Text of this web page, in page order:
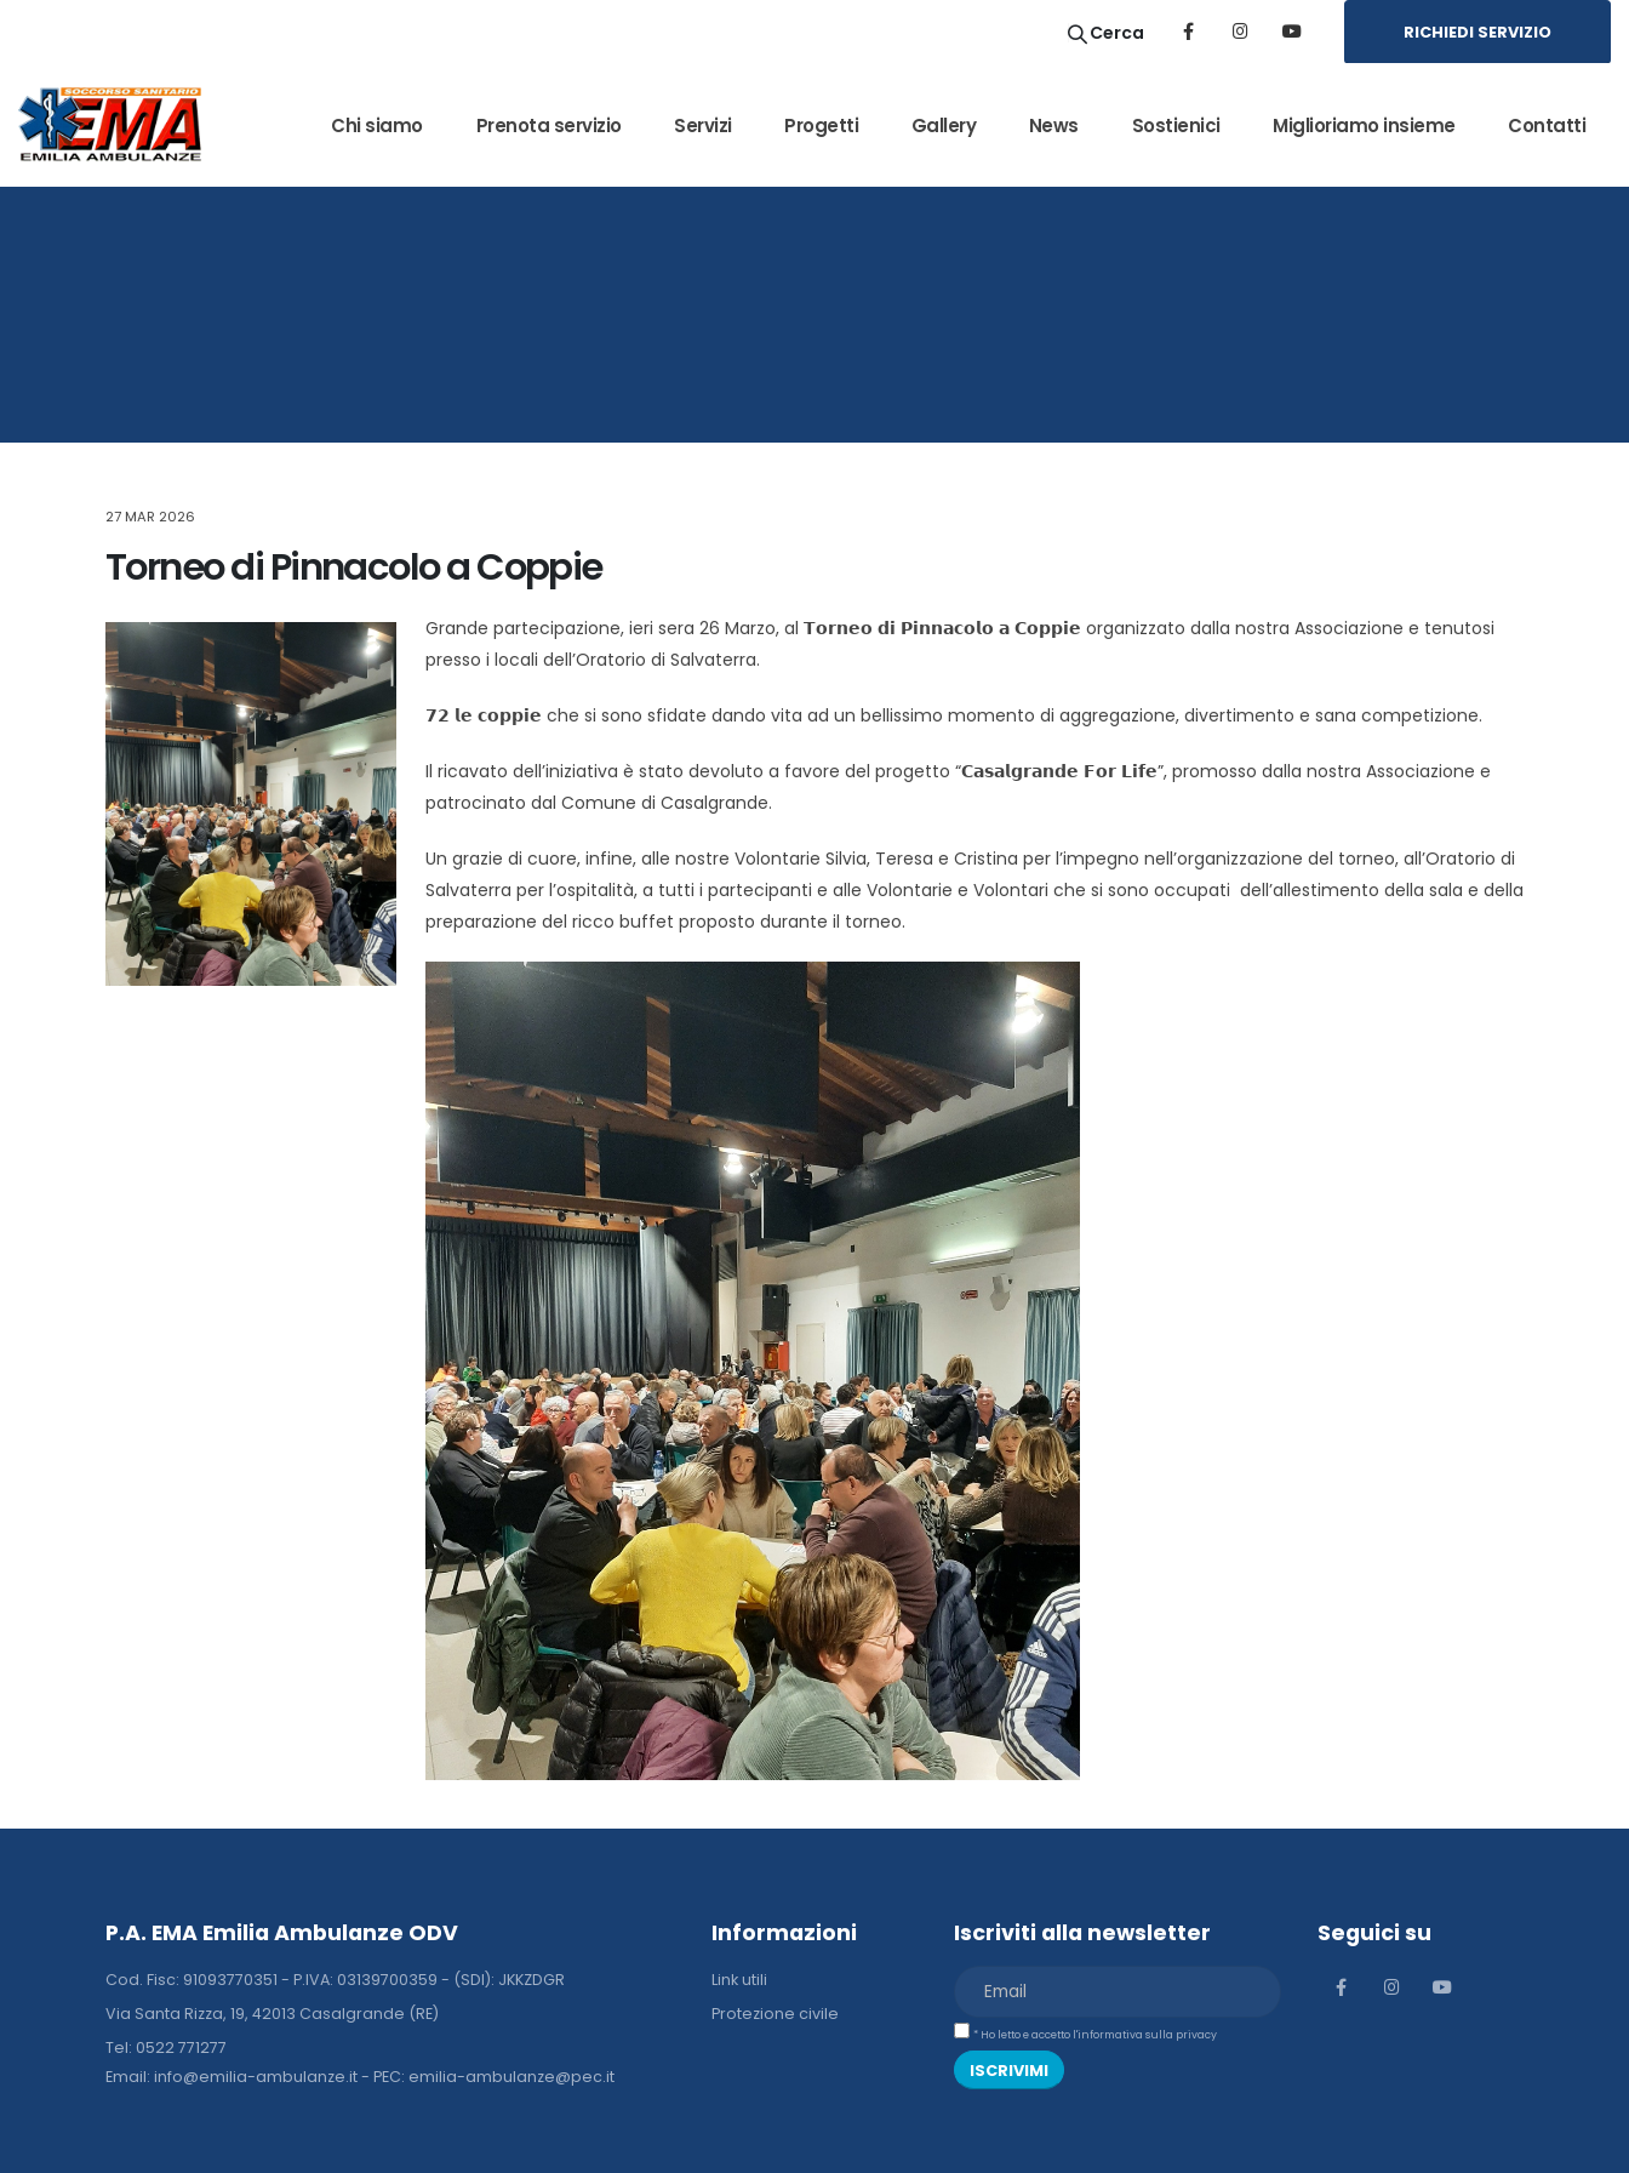
Cerca RICHIEDI SERVIZIO
Chi siamo Prenota servizio Servizi Progetti Gallery News Sostienici Miglioriamo insieme Contatti
27 MAR 2026
Torneo di Pinnacolo a Coppie
Grande partecipazione, ieri sera 26 Marzo, al 𝗧𝗼𝗿𝗻𝗲𝗼 𝗱𝗶 𝗣𝗶𝗻𝗻𝗮𝗰𝗼𝗹𝗼 𝗮 𝗖𝗼𝗽𝗽𝗶𝗲 organizzato dalla nostra Associazione e tenutosi
presso i locali dell’Oratorio di Salvaterra.
𝟳𝟮 𝗹𝗲 𝗰𝗼𝗽𝗽𝗶𝗲 che si sono sfidate dando vita ad un bellissimo momento di aggregazione, divertimento e sana competizione.
Il ricavato dell’iniziativa è stato devoluto a favore del progetto “𝗖𝗮𝘀𝗮𝗹𝗴𝗿𝗮𝗻𝗱𝗲 𝗙𝗼𝗿 𝗟𝗶𝗳𝗲”, promosso dalla nostra Associazione e
patrocinato dal Comune di Casalgrande.
Un grazie di cuore, infine, alle nostre Volontarie Silvia, Teresa e Cristina per l’impegno nell’organizzazione del torneo, all’Oratorio di
Salvaterra per l’ospitalità, a tutti i partecipanti e alle Volontarie e Volontari che si sono occupati dell’allestimento della sala e della
preparazione del ricco buffet proposto durante il torneo.
P.A. EMA Emilia Ambulanze ODV
Cod. Fisc: 91093770351 - P.IVA: 03139700359 - (SDI): JKKZDGR
Via Santa Rizza, 19, 42013 Casalgrande (RE)
Tel: 0522 771277
Email: info@emilia-ambulanze.it - PEC: emilia-ambulanze@pec.it
Informazioni
Link utili
Protezione civile
Iscriviti alla newsletter
* Ho letto e accetto l'informativa sulla privacy
ISCRIVIMI
Seguici su